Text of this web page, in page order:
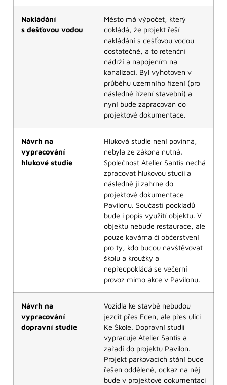
Nakládání
s dešťovou vodou
Město má výpočet, který
dokládá, že projekt řeší
nakládání s dešťovou vodou
dostatečně, a to retenční
nádrží a napojením na
kanalizaci. Byl vyhotoven v
průběhu územního řízení (pro
následné řízení stavební) a
nyní bude zapracován do
projektové dokumentace.
Návrh na
vypracování
hlukové studie
Hluková studie není povinná,
nebyla ze zákona nutná.
Společnost Atelier Santis nechá
zpracovat hlukovou studii a
následně ji zahrne do
projektové dokumentace
Pavilonu. Součástí podkladů
bude i popis využití objektu. V
objektu nebude restaurace, ale
pouze kavárna či občerstvení
pro ty, kdo budou navštěvovat
školu a kroužky a
nepředpokládá se večerní
provoz mimo akce v Pavilonu.
Návrh na
vypracování
dopravní studie
Vozidla ke stavbě nebudou
jezdit přes Eden, ale přes ulici
Ke Škole. Dopravní studii
vypracuje Atelier Santis a
zařadí do projektu Pavilon.
Projekt parkovacích stání bude
řešen odděleně, odkaz na něj
bude v projektové dokumentaci